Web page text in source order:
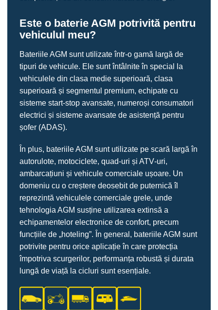
Este o baterie AGM potrivită pentru
vehiculul meu?
Bateriile AGM sunt utilizate într-o gamă largă de
tipuri de vehicule. Ele sunt întâlnite în special la
vehiculele din clasa medie superioară, clasa
superioară și segmentul premium, echipate cu
sisteme start‑stop avansate, numeroși consumatori
electrici și sisteme avansate de asistență pentru
șofer (ADAS).
În plus, bateriile AGM sunt utilizate pe scară largă în
autorulote, motociclete, quad‑uri și ATV‑uri,
ambarcațiuni și vehicule comerciale ușoare. Un
domeniu cu o creștere deosebit de puternică îl
reprezintă vehiculele comerciale grele, unde
tehnologia AGM susține utilizarea extinsă a
echipamentelor electronice de confort, precum
funcțiile de „hoteling”. În general, bateriile AGM sunt
potrivite pentru orice aplicație în care protecția
împotriva scurgerilor, performanța robustă și durata
lungă de viață la cicluri sunt esențiale.